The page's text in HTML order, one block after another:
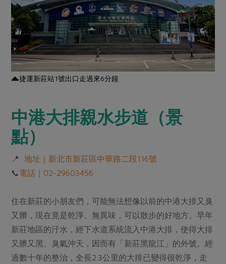
捷運新莊站1號出口走過來6分鐘
中港大排親水步道（景
點）
📍地址｜新北市新莊區中華路二段116號
📞電話｜02-29603456
住在新莊的小朋友們，可能無法想像以前的中港大排又臭
又髒，現在竟是乾淨、無異味，可以散步的好地方。早年
新莊地區的汙水，經下水道系統流入中港大排，使得大排
又髒又黑、臭氣沖天，因而有「新莊黑龍江」的外號。經
過數十年的整治，全長2.3公里的大排已變得很乾淨，走